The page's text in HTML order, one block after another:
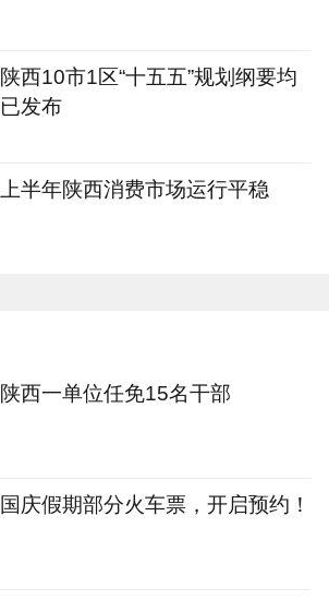
陕西10市1区“十五五”规划纲要均
已发布
上半年陕西消费市场运行平稳
陕西一单位任免15名干部
国庆假期部分火车票，开启预约！